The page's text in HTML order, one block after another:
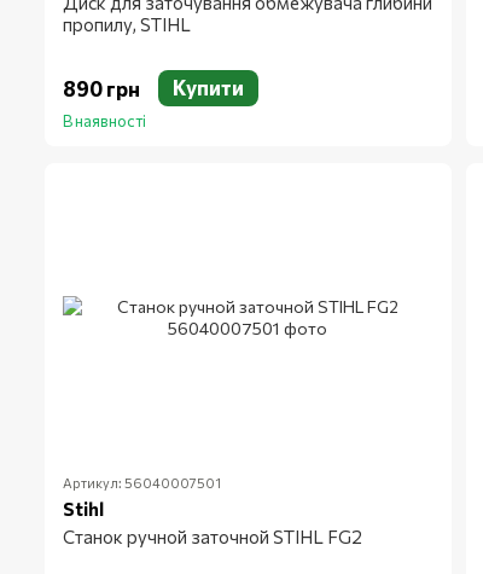
пропилу, STIHL
890 грн Купити
В наявності
Артикул: 56040007501
Stihl
Станок ручной заточной STIHL FG2